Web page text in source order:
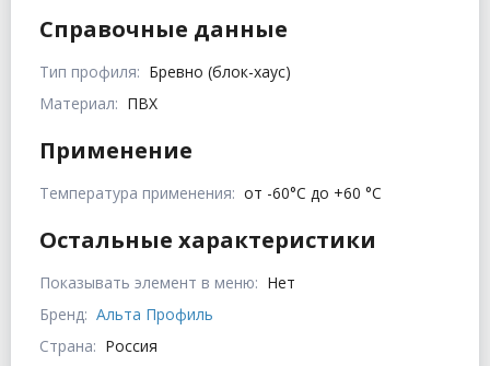
Справочные данные
Тип профиля: Бревно (блок-хаус)
Материал: ПВХ
Применение
Температура применения: от -60°C до +60 °C
Остальные характеристики
Показывать элемент в меню: Нет
Бренд: Альта Профиль
Страна: Россия